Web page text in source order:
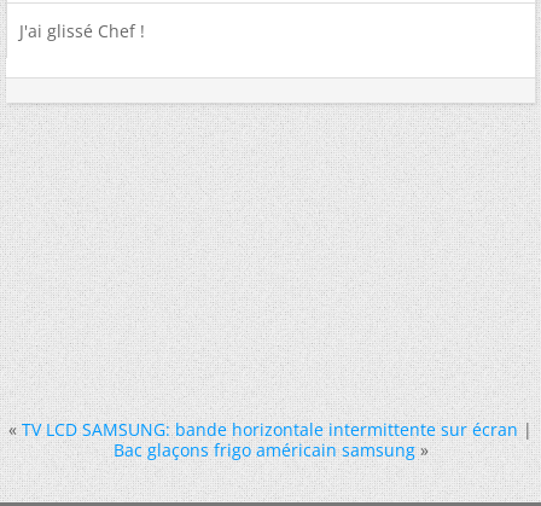
J'ai glissé Chef !
« TV LCD SAMSUNG: bande horizontale intermittente sur écran|
Bac glaçons frigo américain samsung »